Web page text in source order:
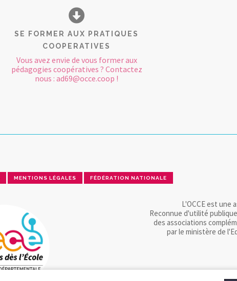
SE FORMER AUX PRATIQUES
COOPERATIVES
Vous avez envie de vous former aux
pédagogies coopératives ? Contactez
nous : ad69@occe.coop !
MENTIONS LÉGALES FÉDÉRATION NATIONALE
L'OCCE est une
Reconnue d'utilité
des associations
par le ministère de